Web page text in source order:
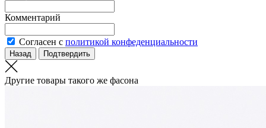
Комментарий
Согласен с политикой конфеденциальности
Назад Подтвердить
Другие товары такого же фасона